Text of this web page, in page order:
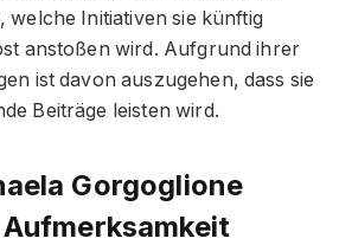
welche Initiativen sie künftig
anstoßen wird. Aufgrund ihrer
ist davon auszugehen, dass sie
Beiträge leisten wird.
Gorgoglione